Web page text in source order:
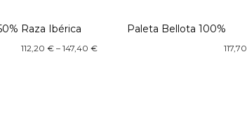
Raza Ibérica
112,20 €– 147,40 €
Paleta Bellota 100%
117,70